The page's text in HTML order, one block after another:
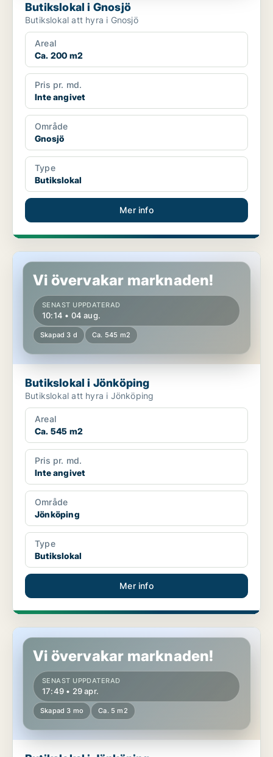
Butikslokal i Gnosjö
Butikslokal att hyra i Gnosjö
Areal
Ca. 200 m2
Pris pr. md.
Inte angivet
Område
Gnosjö
Type
Butikslokal
Mer info
Butikslokal i Jönköping
Vi övervakar marknaden!
SENAST UPPDATERAD
10:14 • 04 aug.
Skapad 3 d Ca. 545 m2
Butikslokal i Jönköping
Butikslokal att hyra i Jönköping
Areal
Ca. 545 m2
Pris pr. md.
Inte angivet
Område
Jönköping
Type
Butikslokal
Mer info
Butikslokal i Jönköping
Vi övervakar marknaden!
SENAST UPPDATERAD
17:49 • 29 apr.
Skapad 3 mo Ca. 5 m2